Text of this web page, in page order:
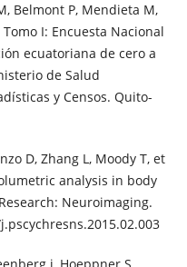
Belmont P, Mendieta M,
I: Encuesta Nacional
ecuatoriana de cero a
de Salud
y Censos. Quito-
D, Zhang L, Moody T, et
analysis in body
Neuroimaging.